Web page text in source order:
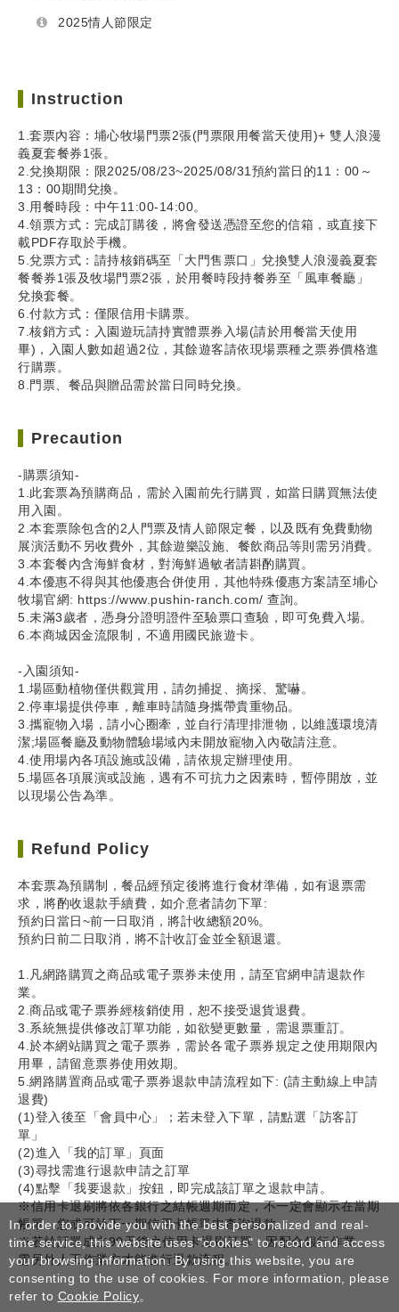
2025情人節限定
Instruction
1.套票內容：埔心牧場門票2張(門票限用餐當天使用)+ 雙人浪漫
義夏套餐券1張。
2.兌換期限：限2025/08/23~2025/08/31預約當日的11：00～
13：00期間兌換。
3.用餐時段：中午11:00-14:00。
4.領票方式：完成訂購後，將會發送憑證至您的信箱，或直接下
載PDF存取於手機。
5.兌票方式：請持核銷碼至「大門售票口」兌換雙人浪漫義夏套
餐餐券1張及牧場門票2張，於用餐時段持餐券至「風車餐廳」
兌換套餐。
6.付款方式：僅限信用卡購票。
7.核銷方式：入園遊玩請持實體票券入場(請於用餐當天使用
畢)，入園人數如超過2位，其餘遊客請依現場票種之票券價格進
行購票。
8.門票、餐品與贈品需於當日同時兌換。
Precaution
-購票須知-
1.此套票為預購商品，需於入園前先行購買，如當日購買無法使
用入園。
2.本套票除包含的2人門票及情人節限定餐，以及既有免費動物
展演活動不另收費外，其餘遊樂設施、餐飲商品等則需另消費。
3.本套餐內含海鮮食材，對海鮮過敏者請斟酌購買。
4.本優惠不得與其他優惠合併使用，其他特殊優惠方案請至埔心
牧場官網: https://www.pushin-ranch.com/ 查詢。
5.未滿3歲者，憑身分證明證件至驗票口查驗，即可免費入場。
6.本商城因金流限制，不適用國民旅遊卡。
-入園須知-
1.場區動植物僅供觀賞用，請勿捕捉、摘採、驚嚇。
2.停車場提供停車，離車時請隨身攜帶貴重物品。
3.攜寵物入場，請小心圈牽，並自行清理排泄物，以維護環境清
潔;場區餐廳及動物體驗場域內未開放寵物入內敬請注意。
4.使用場內各項設施或設備，請依規定辦理使用。
5.場區各項展演或設施，遇有不可抗力之因素時，暫停開放，並
以現場公告為準。
Refund Policy
本套票為預購制，餐品經預定後將進行食材準備，如有退票需
求，將酌收退款手續費，如介意者請勿下單:
預約日當日~前一日取消，將計收總額20%。
預約日前二日取消，將不計收訂金並全額退還。
1.凡網路購買之商品或電子票券未使用，請至官網申請退款作
業。
2.商品或電子票券經核銷使用，恕不接受退貨退費。
3.系統無提供修改訂單功能，如欲變更數量，需退票重訂。
4.於本網站購買之電子票券，需於各電子票券規定之使用期限內
用畢，請留意票券使用效期。
5.網路購置商品或電子票券退款申請流程如下: (請主動線上申請
退費)
(1)登入後至「會員中心」；若未登入下單，請點選「訪客訂
單」
(2)進入「我的訂單」頁面
(3)尋找需進行退款申請之訂單
(4)點擊「我要退款」按鈕，即完成該訂單之退款申請。
※信用卡退刷將依各銀行之結帳週期而定，不一定會顯示在當期
帳單，您或可於下一期信用卡帳單中查詢退款。
※若於訂單成立90天後之信用卡退刷訂單，因配合銀行作業，
需另外人工作業方才能進行退款流程。
In order to provide you with the best personalized and real-
time service, this website uses "cookies" to record and access
your browsing information. By using this website, you are
consenting to the use of cookies. For more information, please
refer to Cookie Policy。